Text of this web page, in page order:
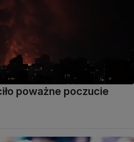
poważne poczucie